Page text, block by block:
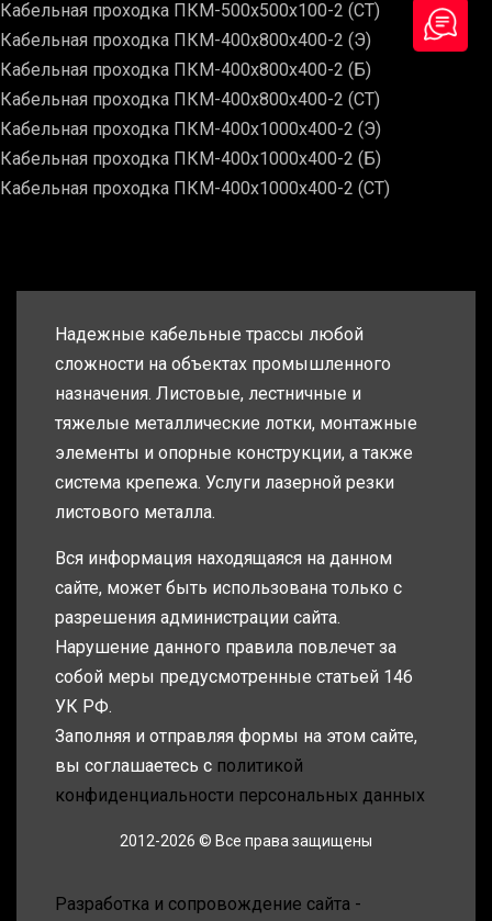
Кабельная проходка ПКМ-500х500х100-2 (СТ)
Кабельная проходка ПКМ-400х800х400-2 (Э)
Кабельная проходка ПКМ-400х800х400-2 (Б)
Кабельная проходка ПКМ-400х800х400-2 (СТ)
Кабельная проходка ПКМ-400х1000х400-2 (Э)
Кабельная проходка ПКМ-400х1000х400-2 (Б)
Кабельная проходка ПКМ-400х1000х400-2 (СТ)
Надежные кабельные трассы любой
сложности на объектах промышленного
назначения. Листовые, лестничные и
тяжелые металлические лотки, монтажные
элементы и опорные конструкции, а также
система крепежа. Услуги лазерной резки
листового металла.
Вся информация находящаяся на данном
сайте, может быть использована только с
разрешения администрации сайта.
Нарушение данного правила повлечет за
собой меры предусмотренные статьей 146
УК РФ.
Заполняя и отправляя формы на этом сайте,
вы соглашаетесь с политикой
конфиденциальности персональных данных
2012-2026 © Все права защищены
Разработка и сопровождение сайта -